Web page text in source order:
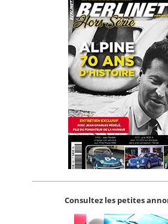
Consultez les petites